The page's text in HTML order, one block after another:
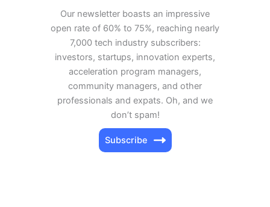
Our newsletter boasts an impressive
open rate of 60% to 75%, reaching nearly
7,000 tech industry subscribers:
investors, startups, innovation experts,
acceleration program managers,
community managers, and other
professionals and expats. Oh, and we
don’t spam!
Subscribe